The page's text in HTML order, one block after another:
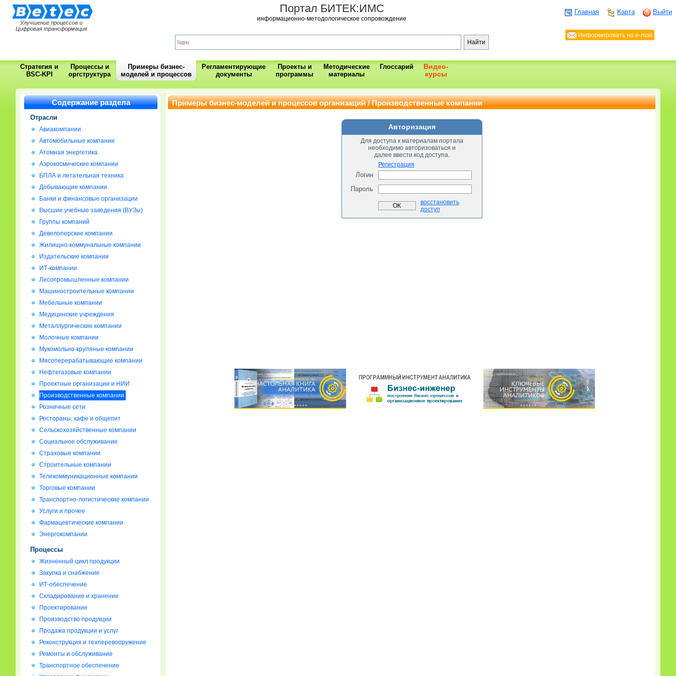
Улучшение процессов и
Цифровая трансформация
Портал БИТЕК:ИМС
информационно-методологическое сопровождение
Главная Карта Выйти
Информировать на e-mail
Стратегия и
BSC-KPI
Процессы и
оргструктура
Примеры бизнес-
моделей и процессов
Регламентирующие
документы
Проекты и
программы
Методические
материалы
Глоссарий
Видео-
курсы
Содержание раздела
Отрасли
Авиакомпании
Автомобильные компании
Атомная энергетика
Аэрокосмические компании
БПЛА и летательная техника
Добывающие компании
Банки и финансовые организации
Высшие учебные заведения (ВУЗы)
Группы компаний
Девелоперские компании
Жилищно-коммунальные компании
Издательские компании
ИТ-компании
Лесопромышленные компании
Машиностроительные компании
Мебельные компании
Медицинские учреждения
Металлургические компании
Молочные компании
Мукомольно-крупяные компании
Мясоперерабатывающие компании
Нефтегазовые компании
Проектные организации и НИИ
Производственные компании
Розничные сети
Рестораны, кафе и общепит
Сельскохозяйственные компании
Социальное обслуживание
Страховые компании
Строительные компании
Телекоммуникационные компании
Торговые компании
Транспортно-логистические компании
Услуги и прочее
Фармацевтические компании
Энергокомпании
Процессы
Жизненный цикл продукции
Закупка и снабжение
ИТ-обеспечение
Складирование и хранение
Проектирование
Производство продукции
Продажа продукции и услуг
Реконструкция и техперевооружение
Ремонты и обслуживание
Транспортное обеспечение
Примеры бизнес-моделей и процессов организаций / Производственные компании
Авторизация
Для доступа к материалам портала
необходимо авторизоваться и
далее ввести код доступа.
Регистрация
Логин
Пароль
восстановить
доступ